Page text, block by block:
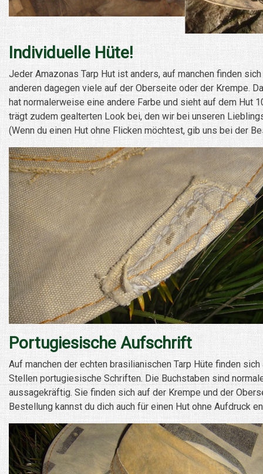
Individuelle Hüte!
Jeder Amazonas Tarp Hut ist anders, auf manchen finden
anderen dagegen viele auf der Oberseite oder der Krempe.
hat normalerweise eine andere Farbe und sieht auf dem Hut
trägt zudem gealterten Look bei, den wir bei unseren
(Wenn du einen Hut ohne Flicken möchtest, gib uns bei der
Portugiesische Aufschrift
Auf manchen der echten brasilianischen Tarp Hüte finden
Stellen portugiesische Schriften. Die Buchstaben sind
aussagekräftig. Sie finden sich auf der Krempe und der
Bestellung kannst du dich auch für einen Hut ohne Aufdruck